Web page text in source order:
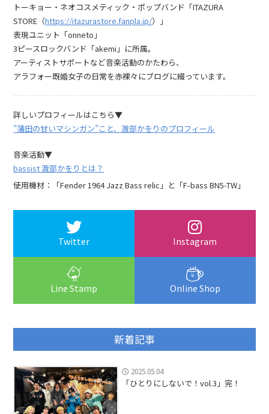
トーキョー・ネオコスメティック・ポップバンド「ITAZURA
STORE（https://itazurastore.fanpla.jp/）」
表現ユニット「onneto」
3ピースロックバンド「akemi」に所属。
アーティストサポートなど音楽活動のかたわら、
アラフォー既婚女子の日常を赤裸々にブログに綴っています。
詳しいプロフィールはこちら▼
”蒲田の甘いマシンガン”こと、渡部かをりのプロフィール
音楽活動▼
bassist 渡部かをりとは？
使用機材：「Fender 1964 Jazz Bass relic」と「F-bass BN5-TW」
Twitter Instagram
Line Stamp Online Shop
新着記事
2025.05.04
「ひとりにしないで！vol.3」完！